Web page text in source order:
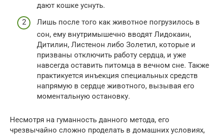
дают кошке уснуть.
Лишь после того как животное погрузилось в
сон, ему внутримышечно вводят Лидокаин,
Дитилин, Листенон либо Золетил, которые и
призваны отключить работу сердца, и уже
навсегда оставить питомца в вечном сне. Также
практикуется инъекция специальных средств
напрямую в сердце животного, вызывая его
моментальную остановку.
Несмотря на гуманность данного метода, его
чрезвычайно сложно проделать в домашних условиях,